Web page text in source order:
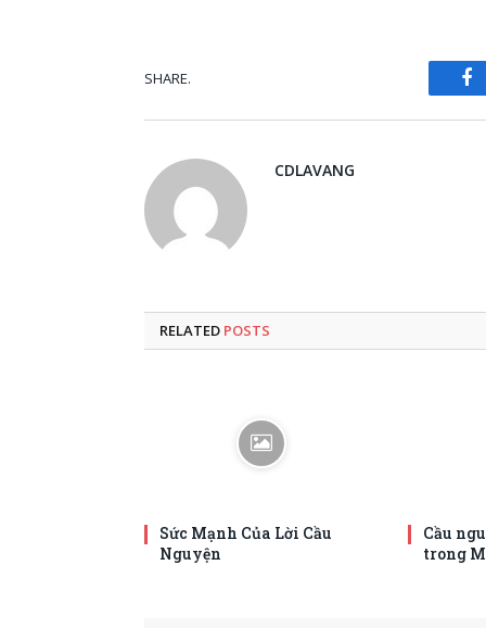
SHARE.
CDLAVANG
RELATED POSTS
Sức Mạnh Của Lời Cầu
Nguyện
Cầu
trong